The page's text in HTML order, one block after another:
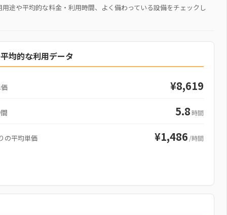
途や平均的な料金・利用時間、よく備わっている設備をチェックし
均的な利用データ
¥8,619
5.8時間
の平均単価 ¥1,486 /時間